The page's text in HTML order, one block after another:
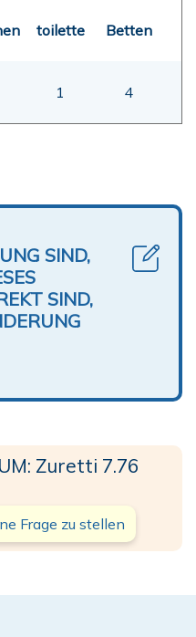
toilette Betten
1 4
SIND,
SIND,
Zuretti 7.76
Frage zu stellen